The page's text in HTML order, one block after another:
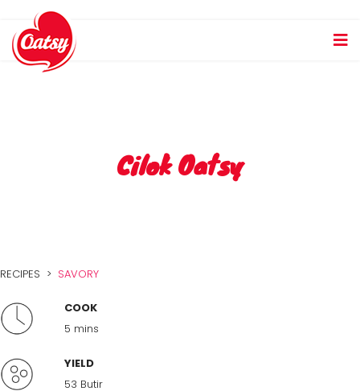
Cilok Oatsy
RECIPES > SAVORY
COOK
5 mins
YIELD
53 Butir